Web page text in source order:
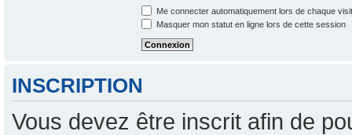
Me connecter automatiquement lors de chaque
Masquer mon statut en ligne lors de cette session
INSCRIPTION
Vous devez être inscrit afin de